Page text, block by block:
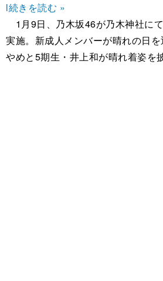
l続きを読む »
1月9日、乃木坂46が乃木神社に
実施。新成人メンバーが晴れの日
やめと5期生・井上和が晴れ着姿を